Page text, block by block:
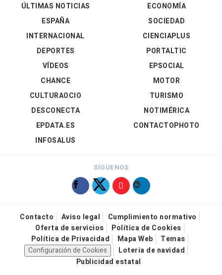
ÚLTIMAS NOTICIAS
ESPAÑA
INTERNACIONAL
DEPORTES
VÍDEOS
ECONOMÍA
SOCIEDAD
CIENCIAPLUS
PORTALTIC
EPSOCIAL
CHANCE
CULTURAOCIO
DESCONECTA
EPDATA.ES
INFOSALUS
MOTOR
TURISMO
NOTIMÉRICA
CONTACTOPHOTO
SÍGUENOS
Contacto Aviso legal
Cumplimiento normativo
Oferta de servicios
Política de Cookies
Política de Privacidad
Mapa Web
Temas
Configuración de Cookies
Loteria de navidad
Publicidad estatal